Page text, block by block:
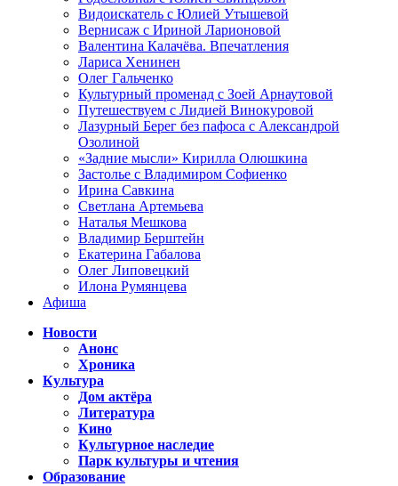
Видоискатель с Юлией Утышевой
Вернисаж с Ириной Ларионовой
Валентина Калачёва. Впечатления
Лариса Хенинен
Олег Гальченко
Культурный променад с Зоей Арнаутовой
Путешествуем с Лидией Винокуровой
Лазурный Берег без пафоса с Александрой
Озолиной
«Задние мысли» Кирилла Олюшкина
Застолье с Владимиром Софиенко
Ирина Савкина
Светлана Артемьева
Наталья Мешкова
Владимир Берштейн
Екатерина Габалова
Олег Липовецкий
Илона Румянцева
Афиша
Новости
Анонс
Хроника
Культура
Дом актёра
Литература
Кино
Культурное наследие
Парк культуры и чтения
Образование